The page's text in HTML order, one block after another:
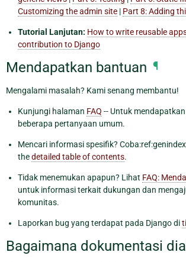
Customizing the admin site | Part 8: Adding
Tutorial Lanjutan: How to write reusable
contribution to Django
Mendapatkan bantuan ¶
Mengalami masalah? Kami senang membantu!
Kunjungi halaman FAQ -- Untuk
beberapa pertanyaan umum.
Mencari informasi spesifik?
thedetailed table of contents.
Tidak menemukan apapun? Lihat FAQ:
untuk informasi terkait dukungan dan
komunitas.
Laporkan bug yang terdapat pada Django di
Bagaimana dokumentasi